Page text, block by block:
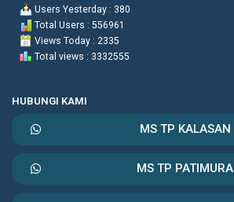
Users Yesterday : 380
Total Users : 556961
Views Today : 2335
Total views : 3332555
HUBUNGI KAMI
MS TP KALASAN
MS TP PATIMURA